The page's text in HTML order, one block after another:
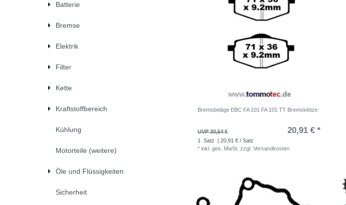
Batterie
Bremse
Elektrik
Filter
Kette
Kraftstoffbereich
Kühlung
Motorteile (weitere)
Öle und Flüssigkeiten
Sicherheit
Bremsbeläge EBC FA 101 FA 101 TT Bremsklötze
UVP 30,54 € 20,91 € *
1 Satz
| 20,91 € / Satz
*inkl. ges. MwSt. zzgl.Versandkosten